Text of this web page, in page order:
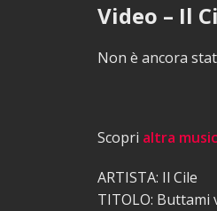
Video – Il
Non è ancora
Scopri altra
ARTISTA: Il Cile
TITOLO: Buttami